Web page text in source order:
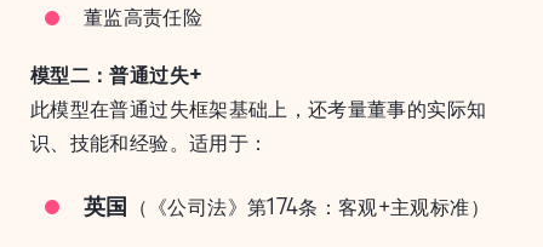
董监高责任险
模型二：普通过失+
此模型在普通过失框架基础上，还考量董事的实际知
识、技能和经验。适用于：
英国 （《公司法》第174条：客观+主观标准）